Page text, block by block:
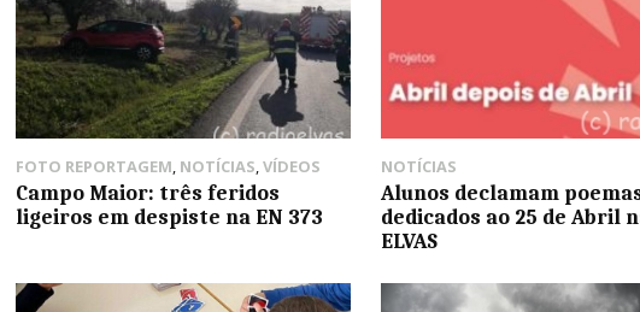
FOTO REPORTAGEM, NOTÍCIAS,VÍDEOS
Campo Maior: três feridos
ligeiros em despiste na EN 373
NOTÍCIAS
Alunos declamam
dedicados ao 25 de Abril
ELVAS